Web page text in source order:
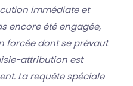
immédiate et
encore été engagée,
forcée dont se prévaut
attribution est
La requête spéciale